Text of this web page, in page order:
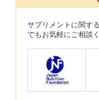
サプリメントに関す
でもお気軽にご相談く